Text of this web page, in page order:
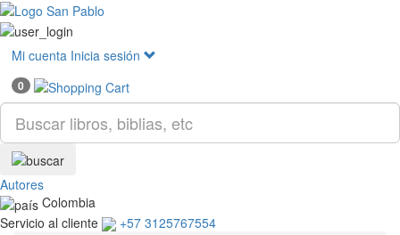
Mi cuenta Inicia sesión
0
Autores
Colombia
Servicio al cliente
+57 3125767554